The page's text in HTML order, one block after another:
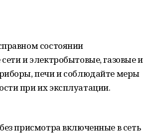
состоянии
и электробытовые, газовые и
печи и соблюдайте меры
при их эксплуатации.
присмотра включенные в сеть